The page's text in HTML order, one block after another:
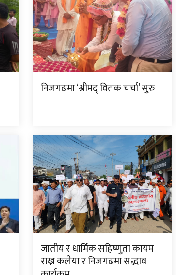
निजगढमा ‘श्रीमद् वितक चर्चा’ सुरु
जातीय र धार्मिक सहिष्णुता कायम
राख्न कलैया र निजगढमा सद्भाव